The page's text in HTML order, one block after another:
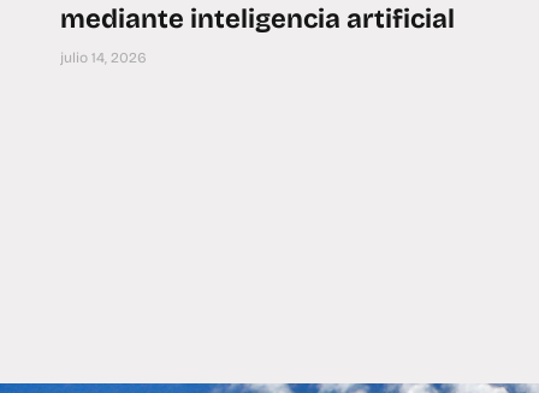
mediante inteligencia artificial
julio 14, 2026